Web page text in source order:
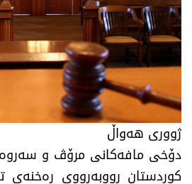
ژووری هەواڵ
​دۆخی مافەکانی مرۆڤ و
کوردستان ڕووبەڕووی ڕەخنەی